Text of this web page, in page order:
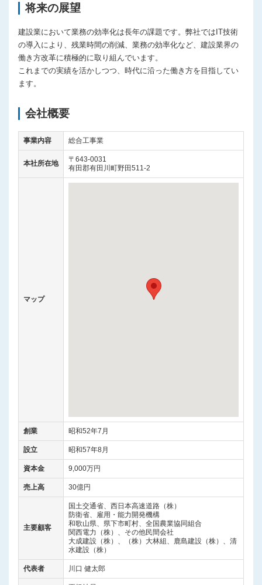
将来の展望
建設業において業務の効率化は長年の課題です。弊社ではIT技術
の導入により、残業時間の削減、業務の効率化など、建設業界の
働き方改革に積極的に取り組んでいます。
これまでの実績を活かしつつ、時代に沿った働き方を目指してい
ます。
会社概要
事業内容 総合工事業
本社所在地
〒643-0031
有田郡有田川町野田511-2
マップ
創業 昭和52年7月
設立 昭和57年8月
資本金 9,000万円
売上高 30億円
主要顧客
国土交通省、西日本高速道路（株）
防衛省、雇用・能力開発機構
和歌山県、県下市町村、全国農業協同組合
関西電力（株）、その他民間会社
大成建設（株）、（株）大林組、鹿島建設（株）、清
水建設（株）
代表者 川口 健太郎